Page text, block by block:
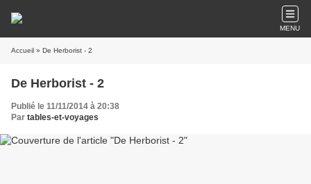
MENU
Accueil » De Herborist - 2
De Herborist - 2
Publié le 11/11/2014 à 20:38
Par tables-et-voyages